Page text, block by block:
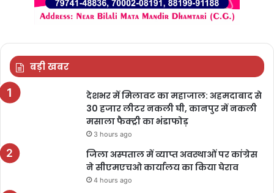
बड़ी खबर
देशभर में मिलावट का महाजाल: अहमदाबाद से
30 हजार लीटर नकली घी, कानपुर में नकली
मसाला फैक्ट्री का भंडाफोड़
3 hours ago
जिला अस्पताल में व्याप्त अवस्थाओं पर कांग्रेस
ने सीएमएचओ कार्यालय का किया घेराव
4 hours ago